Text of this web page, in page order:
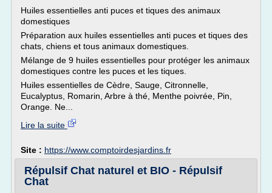
Huiles essentielles anti puces et tiques des animaux
domestiques
Préparation aux huiles essentielles anti puces et tiques des
chats, chiens et tous animaux domestiques.
Mélange de 9 huiles essentielles pour protéger les animaux
domestiques contre les puces et les tiques.
Huiles essentielles de Cèdre, Sauge, Citronnelle,
Eucalyptus, Romarin, Arbre à thé, Menthe poivrée, Pin,
Orange. Ne...
Lire la suite
Site : https://www.comptoirdesjardins.fr
Répulsif Chat naturel et BIO - Répulsif
Chat